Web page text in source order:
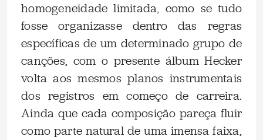
homogeneidade limitada, como se tudo
fosse organizasse dentro das regras
específicas de um determinado grupo de
canções, com o presente álbum Hecker
volta aos mesmos planos instrumentais
dos registros em começo de carreira.
Ainda que cada composição pareça fluir
como parte natural de uma imensa faixa,